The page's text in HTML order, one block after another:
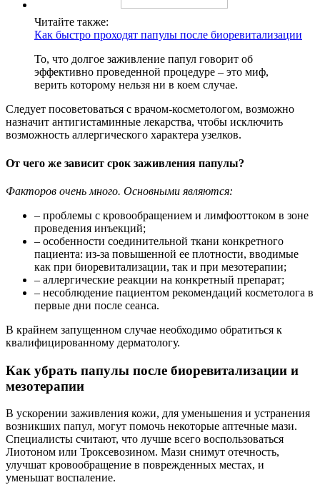
Читайте также:
Как быстро проходят папулы после биоревитализации
То, что долгое заживление папул говорит об
эффективно проведенной процедуре – это миф,
верить которому нельзя ни в коем случае.
Следует посоветоваться с врачом-косметологом, возможно
назначит антигистаминные лекарства, чтобы исключить
возможность аллергического характера узелков.
От чего же зависит срок заживления папулы?
Факторов очень много. Основными являются:
– проблемы с кровообращением и лимфооттоком в зоне
проведения инъекций;
– особенности соединительной ткани конкретного
пациента: из-за повышенной ее плотности, вводимые
как при биоревитализации, так и при мезотерапии;
– аллергические реакции на конкретный препарат;
– несоблюдение пациентом рекомендаций косметолога в
первые дни после сеанса.
В крайнем запущенном случае необходимо обратиться к
квалифицированному дерматологу.
Как убрать папулы после биоревитализации и
мезотерапии
В ускорении заживления кожи, для уменьшения и устранения
возникших папул, могут помочь некоторые аптечные мази.
Специалисты считают, что лучше всего воспользоваться
Лиотоном или Троксевозином. Мази снимут отечность,
улучшат кровообращение в поврежденных местах, и
уменьшат воспаление.